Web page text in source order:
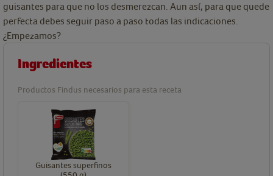
guisantes para que no los desmerezcan. Aun así, para que quede
perfecta debes seguir paso a paso todas las indicaciones.
¿Empezamos?
Ingredientes
Productos Findus necesarios para esta receta
Guisantes superfinos